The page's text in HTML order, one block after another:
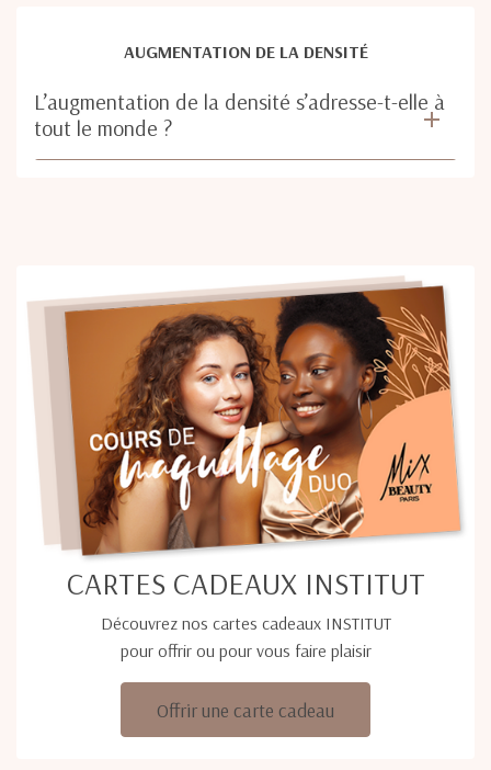
AUGMENTATION DE LA DENSITÉ
L’augmentation de la densité s’adresse-t-elle à
tout le monde ?
CARTES CADEAUX INSTITUT
Découvrez nos cartes cadeaux INSTITUT
pour offrir ou pour vous faire plaisir
Offrir une carte cadeau